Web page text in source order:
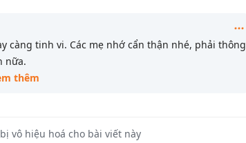
càng tinh vi. Các mẹ nhớ cẩn thận nhé, phải thông
nữa.
thêm
vô hiệu hoá cho bài viết này